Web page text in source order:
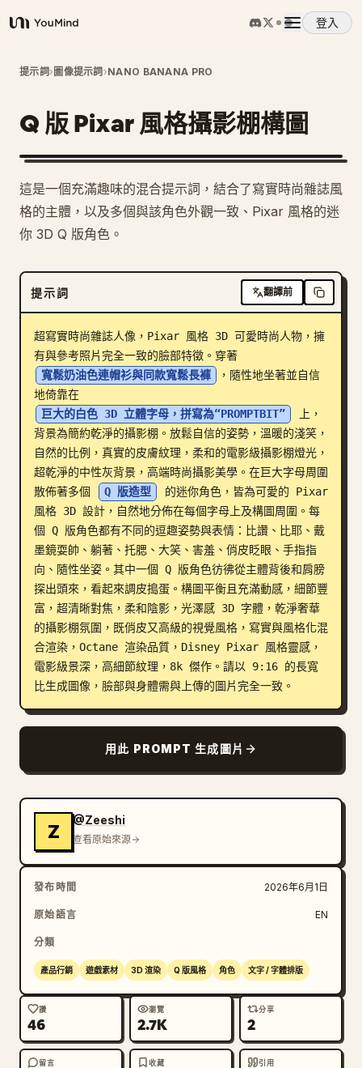
YouMind
登入
概覽
使用案例
提示詞
定價
下載
部落格
更新
提示詞› 圖像提示詞 ›NANO BANANA PRO
Q 版 Pixar 風格攝影棚構圖
這是一個充滿趣味的混合提示詞，結合了寫實時尚雜誌風
格的主體，以及多個與該角色外觀一致、Pixar 風格的迷
你 3D Q 版角色。
提示詞 翻譯前
超寫實時尚雜誌人像，Pixar 風格 3D 可愛時尚人物，擁
有與參考照片完全一致的臉部特徵。穿著
寬鬆奶油色連帽衫與同款寬鬆長褲
，隨性地坐著並自信
地倚靠在
巨大的白色 3D 立體字母，拼寫為“PROMPTBIT”
上，
背景為簡約乾淨的攝影棚。放鬆自信的姿勢，溫暖的淺笑，
自然的比例，真實的皮膚紋理，柔和的電影級攝影棚燈光，
超乾淨的中性灰背景，高端時尚攝影美學。在巨大字母周圍
散佈著多個
Q 版造型
的迷你角色，皆為可愛的 Pixar
風格 3D 設計，自然地分佈在每個字母上及構圖周圍。每
個 Q 版角色都有不同的逗趣姿勢與表情：比讚、比耶、戴
墨鏡耍帥、躺著、托腮、大笑、害羞、俏皮眨眼、手指指
向、隨性坐姿。其中一個 Q 版角色彷彿從主體背後和肩膀
探出頭來，看起來調皮搗蛋。構圖平衡且充滿動感，細節豐
富，超清晰對焦，柔和陰影，光澤感 3D 字體，乾淨奢華
的攝影棚氛圍，既俏皮又高級的視覺風格，寫實與風格化混
合渲染，Octane 渲染品質，Disney Pixar 風格靈感，
電影級景深，高細節紋理，8k 傑作。請以 9:16 的長寬
比生成圖像，臉部與身體需與上傳的圖片完全一致。
用此 PROMPT 生成圖片
Z
@Zeeshi
查看原始來源
發布時間 2026年6月1日
原始語言 EN
分類
產品行銷 遊戲素材 3D 渲染 Q 版風格 角色 文字 / 字體排版
讚
46
瀏覽
2.7K
分享
2
留言 收藏 引用